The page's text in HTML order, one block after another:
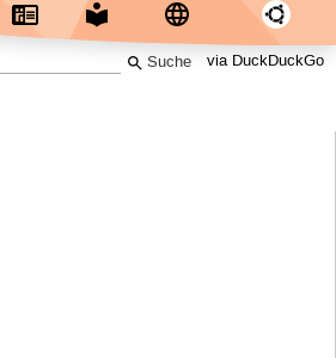
via DuckDuckGo